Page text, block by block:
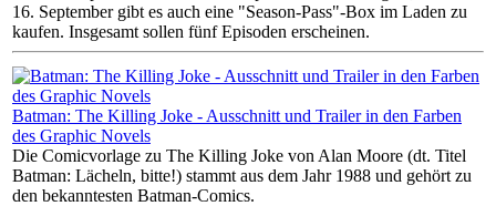
16. September gibt es auch eine "Season-Pass"-Box im Laden zu
kaufen. Insgesamt sollen fünf Episoden erscheinen.
Batman: The Killing Joke - Ausschnitt und Trailer in den Farben
des Graphic Novels
Die Comicvorlage zu The Killing Joke von Alan Moore (dt. Titel
Batman: Lächeln, bitte!) stammt aus dem Jahr 1988 und gehört zu
den bekanntesten Batman-Comics.